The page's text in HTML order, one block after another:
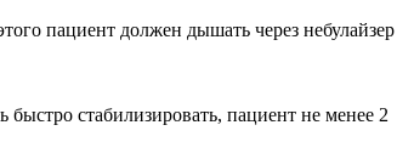
пациент должен дышать через небулайзер
стабилизировать, пациент не менее 2